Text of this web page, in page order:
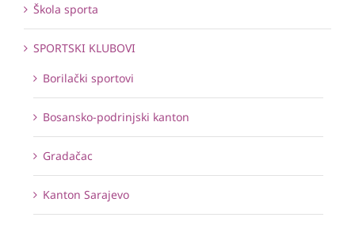
Škola sporta
SPORTSKI KLUBOVI
Borilački sportovi
Bosansko-podrinjski kanton
Gradačac
Kanton Sarajevo